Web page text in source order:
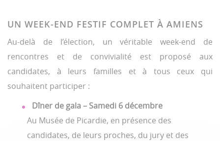
UN WEEK-END FESTIF COMPLET À AMIENS
Au-delà de l’élection, un véritable week-end de
rencontres et de convivialité est proposé aux
candidates, à leurs familles et à tous ceux qui
souhaitent participer :
Dîner de gala – Samedi 6 décembre
Au Musée de Picardie, en présence des
candidates, de leurs proches, du jury et des